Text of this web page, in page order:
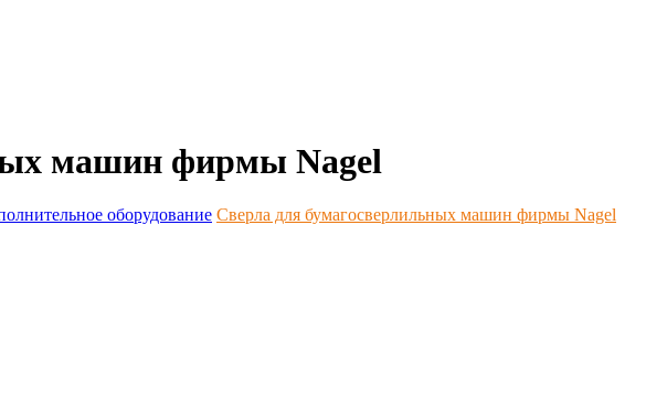
машин фирмы Nagel
оборудование Сверла для бумагосверлильных машин фирмы Nagel